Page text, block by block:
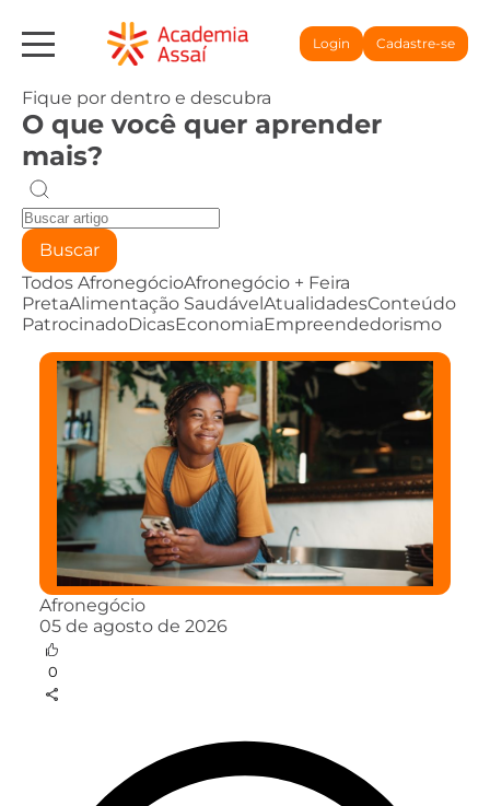
Login Cadastre-se
Fique por dentro e descubra
O que você quer aprender
mais?
Buscar
Todos AfronegócioAfronegócio + Feira
PretaAlimentação SaudávelAtualidadesConteúdo
PatrocinadoDicasEconomiaEmpreendedorismo
Afronegócio
05 de agosto de 2026
0